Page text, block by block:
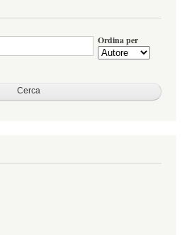
Ordina per